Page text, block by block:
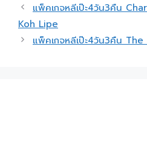
แพ็คเกจหลีเป๊ะ4วัน3คืน
Koh Lipe
แพ็คเกจหลีเป๊ะ4วัน3คืน